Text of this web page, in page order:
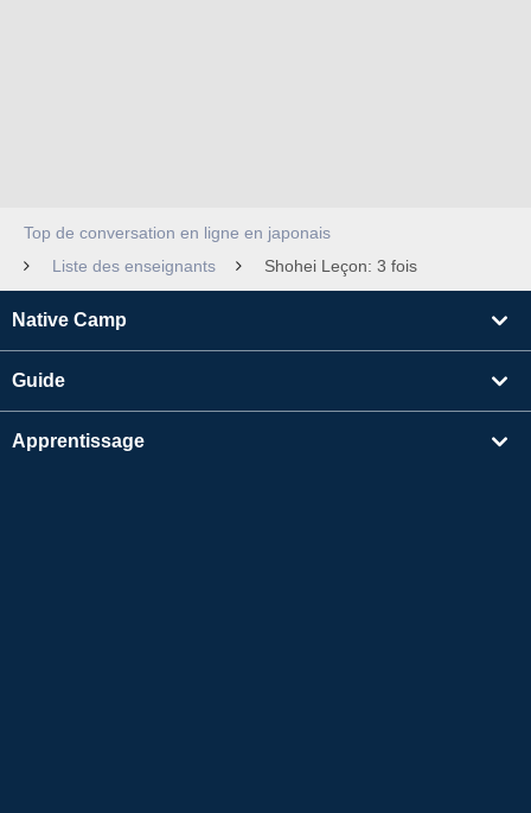
Top de conversation en ligne en japonais
Liste des enseignants
Shohei Leçon: 3 fois
Native Camp
Guide
Apprentissage